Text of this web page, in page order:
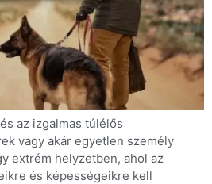
az izgalmas túlélős
vagy akár egyetlen személy
extrém helyzetben, ahol az
és képességeikre kell